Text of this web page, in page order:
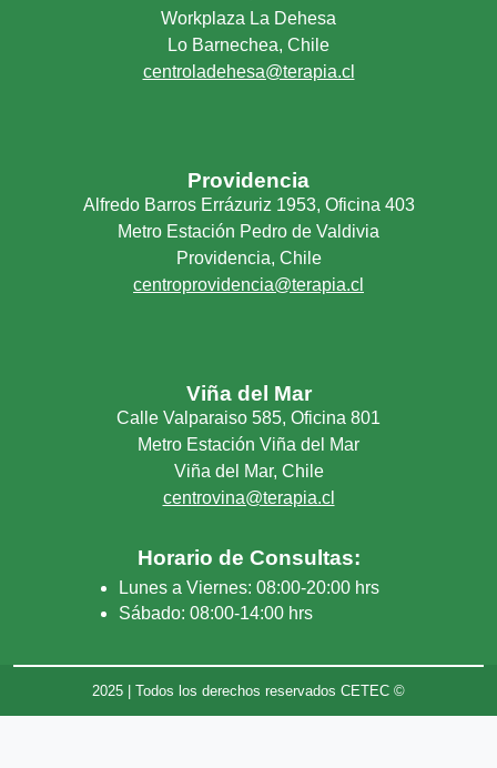
Workplaza La Dehesa
Lo Barnechea, Chile
centroladehesa@terapia.cl
Providencia
Alfredo Barros Errázuriz 1953, Oficina 403
Metro Estación Pedro de Valdivia
Providencia, Chile
centroprovidencia@terapia.cl
Viña del Mar
Calle Valparaiso 585, Oficina 801
Metro Estación Viña del Mar
Viña del Mar, Chile
centrovina@terapia.cl
Horario de Consultas:
Lunes a Viernes: 08:00-20:00 hrs
Sábado: 08:00-14:00 hrs
2025 | Todos los derechos reservados CETEC ©